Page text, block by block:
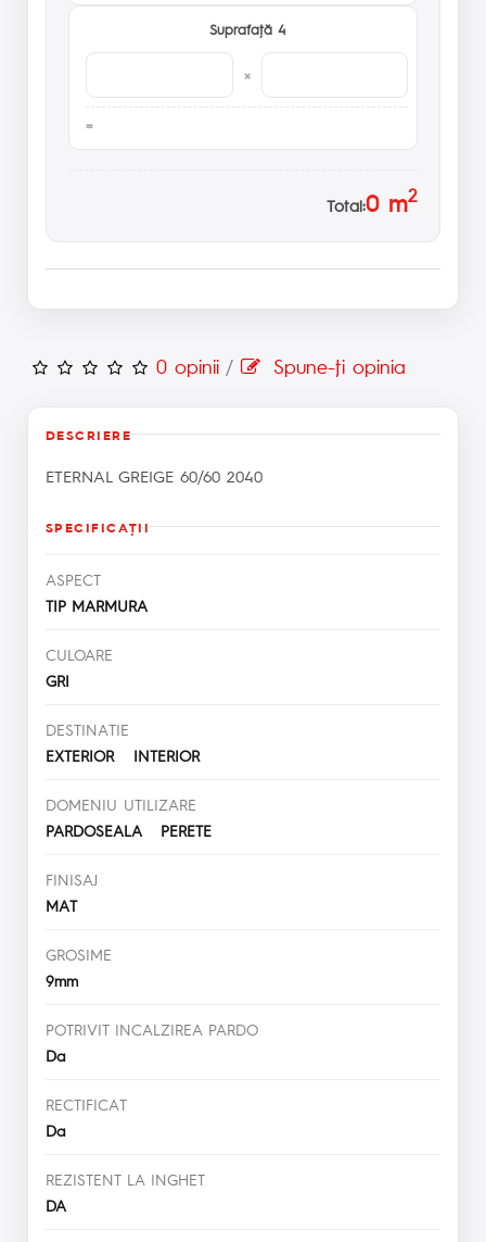
Suprafaţă 4
×
Total:0m2
0 opinii / Spune-ţi opinia
DESCRIERE
ETERNAL GREIGE 60/60 2040
SPECIFICAŢII
ASPECT
TIP MARMURA
CULOARE
GRI
DESTINATIE
EXTERIOR INTERIOR
DOMENIU UTILIZARE
PARDOSEALA PERETE
FINISAJ
MAT
GROSIME
9mm
POTRIVIT INCALZIREA PARDO
Da
RECTIFICAT
Da
REZISTENT LA INGHET
DA